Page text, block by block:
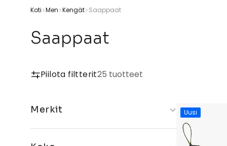
Koti Men Kengät Saappaat
Saappaat
Piilota filtterit25 tuotteet
Merkit Uusi